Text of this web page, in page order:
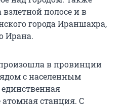
полосе и в
города Ираншахра,
Ирана.
в провинции
с населенным
станция. С